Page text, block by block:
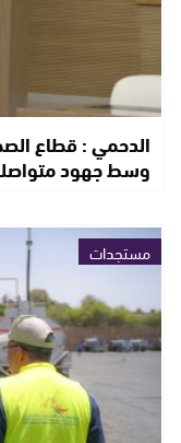
الدحمي : قطاع
وسط جهود
مستجدات